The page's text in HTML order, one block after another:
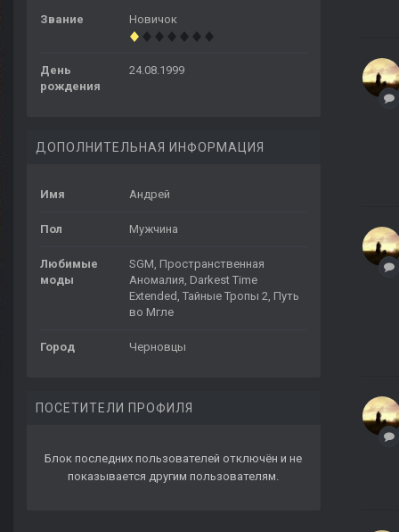
Звание Новичок
День
рождения
24.08.1999
ДОПОЛНИТЕЛЬНАЯ ИНФОРМАЦИЯ
Имя Андрей
Пол Мужчина
Любимые
моды
SGM, Пространственная
Аномалия, Darkest Time
Extended, Тайные Тропы 2, Путь
во Мгле
Город Черновцы
ПОСЕТИТЕЛИ ПРОФИЛЯ
Блок последних пользователей отключён и не
показывается другим пользователям.